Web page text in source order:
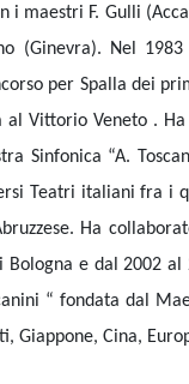
i maestri F. Gulli
(Ginevra). Nel
per Spalla dei
al Vittorio Veneto .
Sinfonica “A.
Teatri italiani fra i
Ha
Bologna e dal 2002
“ fondata dal
Cina,